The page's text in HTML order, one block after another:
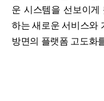
운 시스템을 선보이게
하는 새로운 서비스와
방면의 플랫폼 고도화